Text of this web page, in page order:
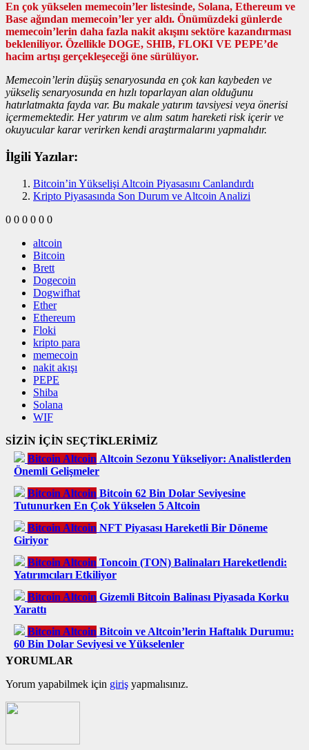
En çok yükselen memecoin’ler listesinde, Solana, Ethereum ve
Base ağından memecoin’ler yer aldı. Önümüzdeki günlerde
memecoin’lerin daha fazla nakit akışını sektöre kazandırması
bekleniliyor. Özellikle DOGE, SHIB, FLOKI VE PEPE’de
hacim artışı gerçekleşeceği öne sürülüyor.
Memecoin’lerin düşüş senaryosunda en çok kan kaybeden ve
yükseliş senaryosunda en hızlı toparlayan alan olduğunu
hatırlatmakta fayda var. Bu makale yatırım tavsiyesi veya önerisi
içermemektedir. Her yatırım ve alım satım hareketi risk içerir ve
okuyucular karar verirken kendi araştırmalarını yapmalıdır.
İlgili Yazılar:
Bitcoin’in Yükselişi Altcoin Piyasasını Canlandırdı
Kripto Piyasasında Son Durum ve Altcoin Analizi
0 0 0 0 0 0
altcoin
Bitcoin
Brett
Dogecoin
Dogwifhat
Ether
Ethereum
Floki
kripto para
memecoin
nakit akışı
PEPE
Shiba
Solana
WIF
SİZİN İÇİN SEÇTİKLERİMİZ
Bitcoin Altcoin Altcoin Sezonu Yükseliyor: Analistlerden
Önemli Gelişmeler
Bitcoin Altcoin Bitcoin 62 Bin Dolar Seviyesine
Tutunurken En Çok Yükselen 5 Altcoin
Bitcoin Altcoin NFT Piyasası Hareketli Bir Döneme
Giriyor
Bitcoin Altcoin Toncoin (TON) Balinaları Hareketlendi:
Yatırımcıları Etkiliyor
Bitcoin Altcoin Gizemli Bitcoin Balinası Piyasada Korku
Yarattı
Bitcoin Altcoin Bitcoin ve Altcoin’lerin Haftalık Durumu:
60 Bin Dolar Seviyesi ve Yükselenler
YORUMLAR
Yorum yapabilmek için giriş yapmalısınız.